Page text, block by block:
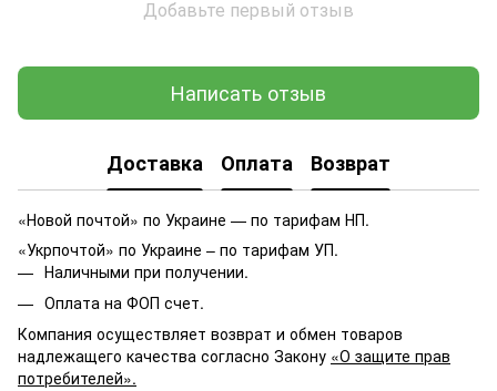
Добавьте первый отзыв
Написать отзыв
Доставка Оплата Возврат
«Новой почтой» по Украине — по тарифам НП.
«Укрпочтой» по Украине – по тарифам УП.
Наличными при получении.
Оплата на ФОП счет.
Компания осуществляет возврат и обмен товаров
надлежащего качества согласно Закону «О защите прав
потребителей».